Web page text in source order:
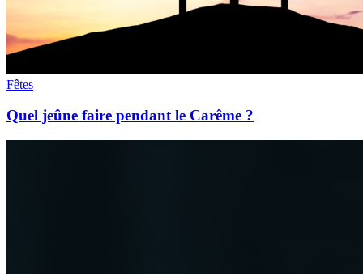
Fêtes
Quel jeûne faire pendant le Carême ?